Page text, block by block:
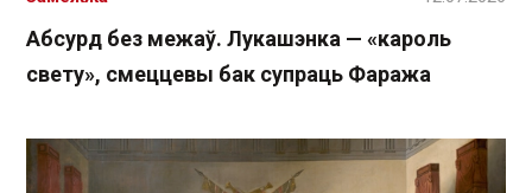
Абсурд без межаў. Лукашэнка — «кароль
свету», смеццевы бак супраць Фаража